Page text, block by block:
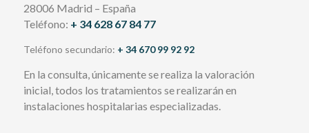
28006 Madrid – España
Teléfono: + 34 628 67 84 77
Teléfono secundario: + 34 670 99 92 92
En la consulta, únicamente se realiza la valoración
inicial, todos los tratamientos se realizarán en
instalaciones hospitalarias especializadas.